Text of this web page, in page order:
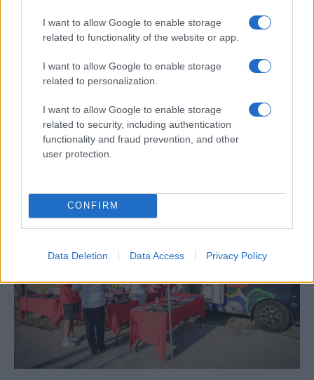
I want to allow Google to enable storage
related to functionality of the website or app.
I want to allow Google to enable storage
related to personalization.
I want to allow Google to enable storage
related to security, including authentication
functionality and fraud prevention, and other
user protection.
CONFIRM
Data Deletion Data Access Privacy Policy
Egy különleges családi járattal 140 új
alijázó érkezett Izraelbe